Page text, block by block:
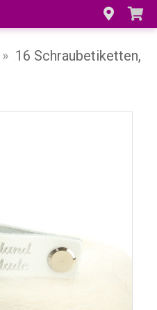
» 16 Schraubetiketten,